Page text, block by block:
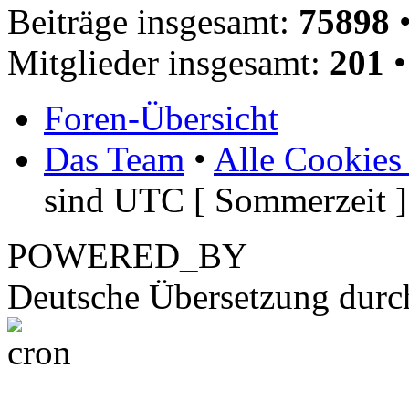
Beiträge insgesamt: 75898
Mitglieder insgesamt: 201
Foren-Übersicht
Das Team • Alle Cookies
sind UTC [ Sommerzeit ]
POWERED_BY
Deutsche Übersetzung